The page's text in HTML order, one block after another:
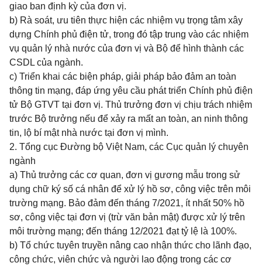
giao ban định kỳ của đơn vị.
b) Rà soát, ưu tiên thực hiện các nhiệm vụ trọng tâm xây
dựng Chính phủ điện tử, trong đó tập trung vào các nhiệm
vụ quản lý nhà nước của đơn vị và Bộ để hình thành các
CSDL của ngành.
c) Triển khai các biện pháp, giải pháp bảo đảm an toàn
thông tin mạng, đáp ứng yêu cầu phát triển Chính phủ điện
tử Bộ GTVT tại đơn vị. Thủ trưởng đơn vị chịu trách nhiệm
trước Bộ trưởng nếu để xảy ra mất an toàn, an ninh thông
tin, lộ bí mật nhà nước tại đơn vị mình.
2. Tổng cục Đường bộ Việt Nam, các Cục quản lý chuyên
ngành
a) Thủ trưởng các cơ quan, đơn vị gương mẫu trong sử
dụng chữ ký số cá nhân để xử lý hồ sơ, công việc trên môi
trường mạng. Bảo đảm đến tháng 7/2021, ít nhất 50% hồ
sơ, công việc tại đơn vị (trừ văn bản mật) được xử lý trên
môi trường mạng; đến tháng 12/2021 đạt tỷ lệ là 100%.
b) Tổ chức tuyên truyền nâng cao nhận thức cho lãnh đạo,
công chức, viên chức và người lao động trong các cơ